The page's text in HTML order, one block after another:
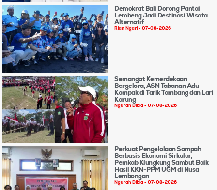
Demokrat Bali Dorong Pantai
Lembeng Jadi Destinasi Wisata
Alternatif
Rian Ngari 07-08-2026
Semangat Kemerdekaan
Bergelora, ASN Tabanan Adu
Kompak di Tarik Tambang dan Lari
Karung
Ngurah Dibia 07-08-2026
Perkuat Pengelolaan Sampah
Berbasis Ekonomi Sirkular,
Pemkab Klungkung Sambut Baik
Hasil KKN-PPM UGM di Nusa
Lembongan
Ngurah Dibia 07-08-2026